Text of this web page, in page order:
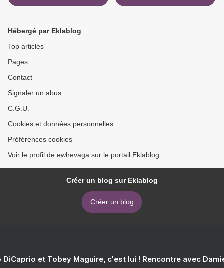
qui va bien - La société
secret Garfield - Avce un
Hébergé par Eklablog
Top articles
Pages
Contact
Signaler un abus
C.G.U.
Cookies et données personnelles
Préférences cookies
Voir le profil de ewhevaga sur le portail Eklablog
Créer un blog sur Eklablog
Créer un blog
DiCaprio et Tobey Maguire, c'est lui ! Rencontre avec